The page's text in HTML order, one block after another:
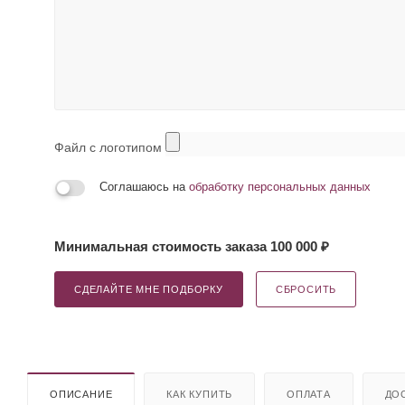
Файл с логотипом
Соглашаюсь на обработку персональных данных
Минимальная стоимость заказа 100 000 ₽
СДЕЛАЙТЕ МНЕ ПОДБОРКУ СБРОСИТЬ
ОПИСАНИЕ КАК КУПИТЬ ОПЛАТА